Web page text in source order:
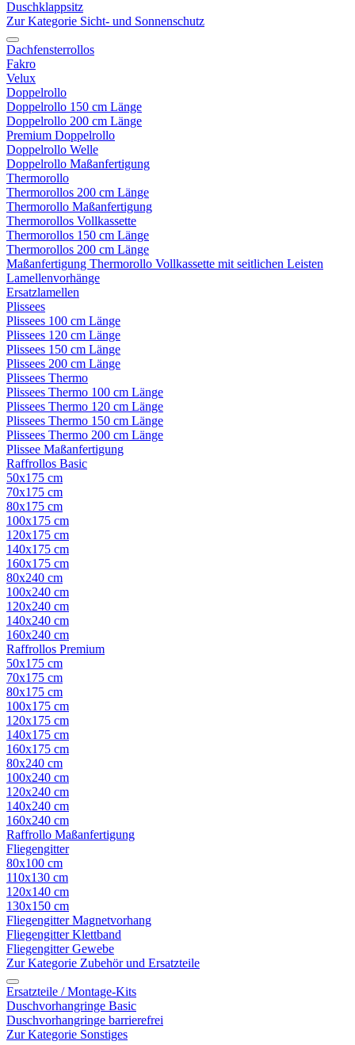
Duschklappsitz
Zur Kategorie Sicht- und Sonnenschutz
Dachfensterrollos
Fakro
Velux
Doppelrollo
Doppelrollo 150 cm Länge
Doppelrollo 200 cm Länge
Premium Doppelrollo
Doppelrollo Welle
Doppelrollo Maßanfertigung
Thermorollo
Thermorollos 200 cm Länge
Thermorollo Maßanfertigung
Thermorollos Vollkassette
Thermorollos 150 cm Länge
Thermorollos 200 cm Länge
Maßanfertigung Thermorollo Vollkassette mit seitlichen Leisten
Lamellenvorhänge
Ersatzlamellen
Plissees
Plissees 100 cm Länge
Plissees 120 cm Länge
Plissees 150 cm Länge
Plissees 200 cm Länge
Plissees Thermo
Plissees Thermo 100 cm Länge
Plissees Thermo 120 cm Länge
Plissees Thermo 150 cm Länge
Plissees Thermo 200 cm Länge
Plissee Maßanfertigung
Raffrollos Basic
50x175 cm
70x175 cm
80x175 cm
100x175 cm
120x175 cm
140x175 cm
160x175 cm
80x240 cm
100x240 cm
120x240 cm
140x240 cm
160x240 cm
Raffrollos Premium
50x175 cm
70x175 cm
80x175 cm
100x175 cm
120x175 cm
140x175 cm
160x175 cm
80x240 cm
100x240 cm
120x240 cm
140x240 cm
160x240 cm
Raffrollo Maßanfertigung
Fliegengitter
80x100 cm
110x130 cm
120x140 cm
130x150 cm
Fliegengitter Magnetvorhang
Fliegengitter Klettband
Fliegengitter Gewebe
Zur Kategorie Zubehör und Ersatzteile
Ersatzteile / Montage-Kits
Duschvorhangringe Basic
Duschvorhangringe barrierefrei
Zur Kategorie Sonstiges